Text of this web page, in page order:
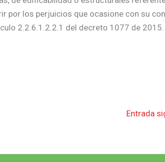
por los perjuicios que ocasione con su
2.2.6.1.2.2.1 del decreto 1077 de 2015.
Entrada